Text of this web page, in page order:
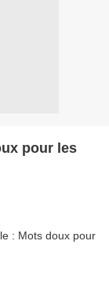
pour les